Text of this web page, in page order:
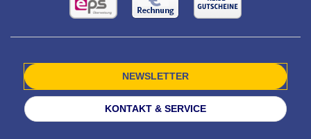
NEWSLETTER
KONTAKT & SERVICE